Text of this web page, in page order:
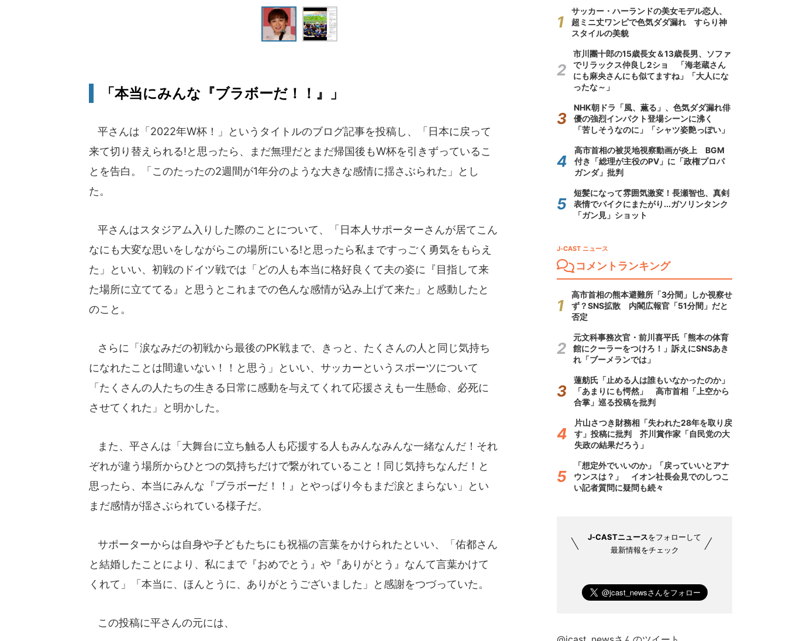
「本当にみんな『ブラボーだ！！』」
平さんは「2022年W杯！」というタイトルのブログ記事を投稿し、「日本に戻って
来て切り替えられる!と思ったら、まだ無理だとまだ帰国後もW杯を引きずっているこ
とを告白。「このたったの2週間が1年分のような大きな感情に揺さぶられた」とし
た。
平さんはスタジアム入りした際のことについて、「日本人サポーターさんが居てこん
なにも大変な思いをしながらこの場所にいる!と思ったら私まですっごく勇気をもらえ
た」といい、初戦のドイツ戦では「どの人も本当に格好良くて夫の姿に『目指して来
た場所に立ててる』と思うとこれまでの色んな感情が込み上げて来た」と感動したと
のこと。
さらに「涙なみだの初戦から最後のPK戦まで、きっと、たくさんの人と同じ気持ち
になれたことは間違いない！！と思う」といい、サッカーというスポーツについて
「たくさんの人たちの生きる日常に感動を与えてくれて応援さえも一生懸命、必死に
させてくれた」と明かした。
また、平さんは「大舞台に立ち触る人も応援する人もみんなみんな一緒なんだ！それ
ぞれが違う場所からひとつの気持ちだけで繋がれていること！同じ気持ちなんだ！と
思ったら、本当にみんな『ブラボーだ！！』とやっぱり今もまだ涙とまらない」とい
まだ感情が揺さぶられている様子だ。
サポーターからは自身や子どもたちにも祝福の言葉をかけられたといい、「佑都さん
と結婚したことにより、私にまで『おめでとう』や『ありがとう』なんて言葉かけて
くれて」「本当に、ほんとうに、ありがとうございました」と感謝をつづっていた。
この投稿に平さんの元には、
サッカー・ハーランドの美女モデル恋人、
超ミニ丈ワンピで色気ダダ漏れ すらり神
スタイルの美貌
市川團十郎の15歳長女＆13歳長男、ソファ
でリラックス仲良し2ショ 「海老蔵さん
にも麻央さんにも似てますね」「大人にな
ったな～」
NHK朝ドラ「風、薫る」、色気ダダ漏れ俳
優の強烈インパクト登場シーンに沸く
「苦しそうなのに」「シャツ姿艶っぽい」
高市首相の被災地視察動画が炎上 BGM
付き「総理が主役のPV」に「政権プロパ
ガンダ」批判
短髪になって雰囲気激変！長瀬智也、真剣
表情でバイクにまたがり...ガソリンタンク
「ガン見」ショット
J-CAST ニュース
コメントランキング
高市首相の熊本避難所「3分間」しか視察せ
ず？SNS拡散 内閣広報官「51分間」だと
否定
元文科事務次官・前川喜平氏「熊本の体育
館にクーラーをつけろ！」訴えにSNSあき
れ「ブーメランでは」
蓮舫氏「止める人は誰もいなかったのか」
「あまりにも愕然」 高市首相「上空から
合掌」巡る投稿を批判
片山さつき財務相「失われた28年を取り戻
す」投稿に批判 芥川賞作家「自民党の大
失政の結果だろう」
「想定外でいいのか」「戻っていいとアナ
ウンスは？」 イオン社長会見でのしつこ
い記者質問に疑問も続々
J-CASTニュースをフォローして
最新情報をチェック